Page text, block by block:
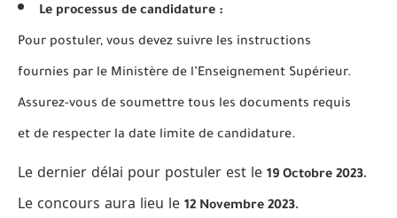
Le processus de candidature :
Pour postuler, vous devez suivre les instructions
fournies par le Ministère de l’Enseignement Supérieur.
Assurez-vous de soumettre tous les documents requis
et de respecter la date limite de candidature.
Le dernier délai pour postuler est le 19 Octobre 2023.
Le concours aura lieu le 12 Novembre 2023.